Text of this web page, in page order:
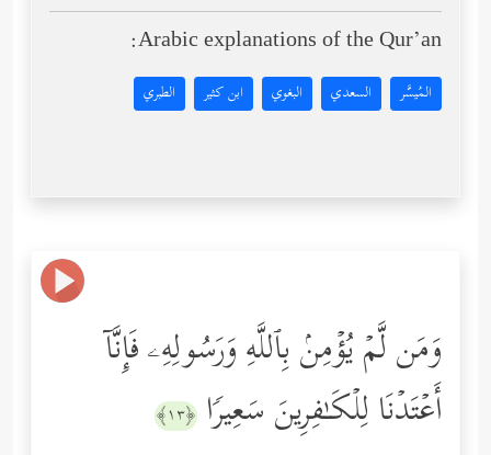
Arabic explanations of the Qur’an:
المُيسَّر السعدي البغوي ابن كثير الطبري
وَمَن لَّمۡ یُؤۡمِنۢ بِٱللَّهِ وَرَسُولِهِۦ فَإِنَّاۤ
أَعۡتَدۡنَا لِلۡكَـٰفِرِینَ سَعِیرࣰا ﴿١٣﴾